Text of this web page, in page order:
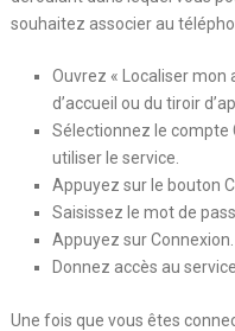
souhaitez associer au
Ouvrez « Localiser mon
d’accueil ou du tiroir
Sélectionnez le compte
utiliser le service.
Appuyez sur le bouton
Saisissez le mot de
Appuyez sur Connexion.
Donnez accès au
Une fois que vous êtes